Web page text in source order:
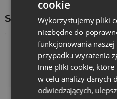
Zainwestuj w nasze niezwykłe
różnicę już od pierwszego
Sprawdź inne
cookie
Wykorzystujemy pliki
niezbędne do
funkcjonowania naszej
przypadku wyrażenia
inne pliki cookie, które
w celu analizy danych
odwiedzających,